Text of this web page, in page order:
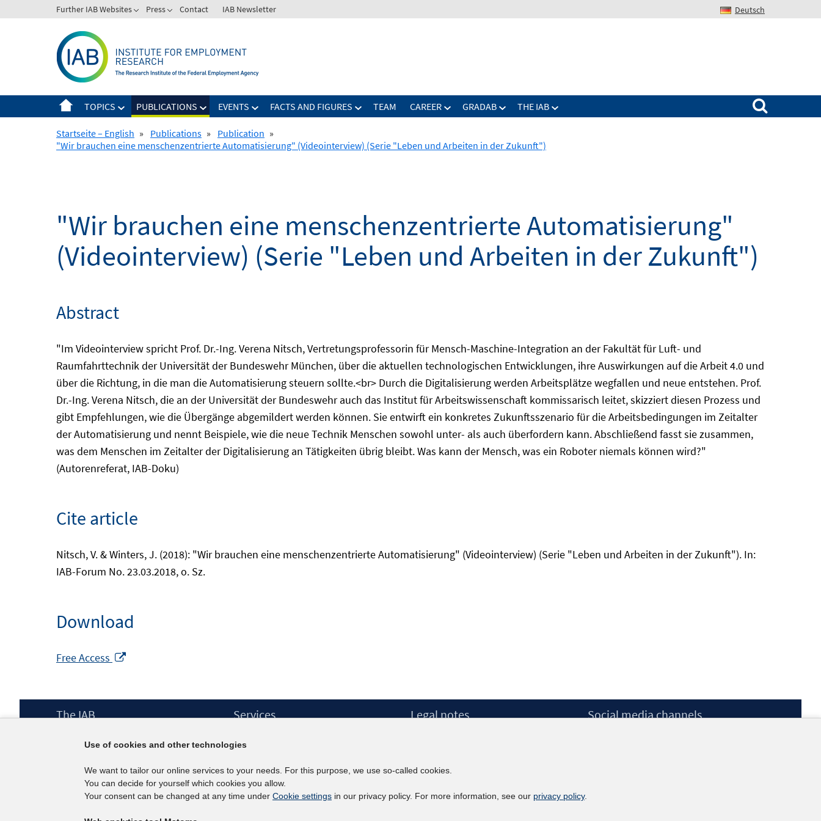
to
Further IAB Websites Press Contact IAB Newsletter Deutsch
TOPICS PUBLICATIONS EVENTS FACTS AND FIGURES TEAM CAREER GRADAB THE IAB
Search for:
Startseite – English » Publications » Publication »
"Wir brauchen eine menschenzentrierte Automatisierung" (Videointerview) (Serie "Leben und Arbeiten in der Zukunft")
"Wir brauchen eine menschenzentrierte Automatisierung"
(Videointerview) (Serie "Leben und Arbeiten in der Zukunft")
Abstract
"Im Videointerview spricht Prof. Dr.-Ing. Verena Nitsch, Vertretungsprofessorin für Mensch-Maschine-Integration an der Fakultät für Luft- und
Raumfahrttechnik der Universität der Bundeswehr München, über die aktuellen technologischen Entwicklungen, ihre Auswirkungen auf die Arbeit 4.0 und
über die Richtung, in die man die Automatisierung steuern sollte.<br> Durch die Digitalisierung werden Arbeitsplätze wegfallen und neue entstehen. Prof.
Dr.-Ing. Verena Nitsch, die an der Universität der Bundeswehr auch das Institut für Arbeitswissenschaft kommissarisch leitet, skizziert diesen Prozess und
gibt Empfehlungen, wie die Übergänge abgemildert werden können. Sie entwirft ein konkretes Zukunftsszenario für die Arbeitsbedingungen im Zeitalter
der Automatisierung und nennt Beispiele, wie die neue Technik Menschen sowohl unter- als auch überfordern kann. Abschließend fasst sie zusammen,
was dem Menschen im Zeitalter der Digitalisierung an Tätigkeiten übrig bleibt. Was kann der Mensch, was ein Roboter niemals können wird?"
(Autorenreferat, IAB-Doku)
Cite article
Nitsch, V. & Winters, J. (2018): "Wir brauchen eine menschenzentrierte Automatisierung" (Videointerview) (Serie "Leben und Arbeiten in der Zukunft"). In:
IAB-Forum No. 23.03.2018, o. Sz.
Download
Free Access
Footer
The IAB
Surveys
Projects
Scientific Advisory Council
Services
IAB Newsletter
Contact
Legal notes
Accessibility Statement
Social media channels
Use of cookies and other technologies
We want to tailor our online services to your needs. For this purpose, we use so-called cookies.
You can decide for yourself which cookies you allow.
Your consent can be changed at any time under Cookie settings in our privacy policy. For more information, see our privacy policy.